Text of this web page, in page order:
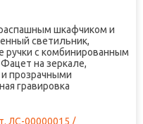
шкафчиком и
светильник,
ручки с комбинированным
на зеркале,
прозрачными
гравировка
ЛС-00000015 /